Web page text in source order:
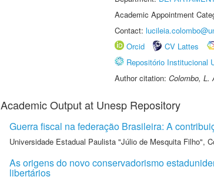
Academic Appointment
Contact:
Orcid
CV Lattes
Repositório Institucional
Author citation: Colombo, L.
Academic Output at Unesp Repository
Guerra fiscal na federação Brasileira: A
Universidade Estadual Paulista "Júlio de Mesquita Filho",
As origens do novo conservadorismo
libertários